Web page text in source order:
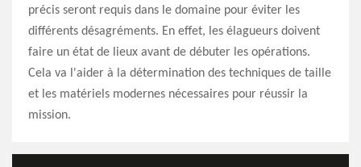
précis seront requis dans le domaine pour éviter les
différents désagréments. En effet, les élagueurs doivent
faire un état de lieux avant de débuter les opérations.
Cela va l'aider à la détermination des techniques de taille
et les matériels modernes nécessaires pour réussir la
mission.